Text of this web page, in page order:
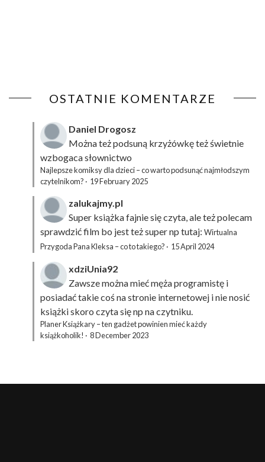
OSTATNIE KOMENTARZE
Daniel Drogosz
Można też podsuną krzyżówkęteż świetnie
wzbogaca słownictwo
Najlepsze komiksy dla dzieci – co warto podsunąć najmłodszym
czytelnikom? · 19 February 2025
zalukajmy.pl
Super książka fajnie się czyta, ale też polecam
sprawdzić film bo jest też super np tutaj: Wirtualna
Przygoda Pana Kleksa – co to takiego? · 15 April 2024
xdziUnia92
Zawsze można mieć męża programistę i
posiadać takie coś na stronie internetowej i nie nosić
książki skoro czyta się np na czytniku.
Planer Książkary – ten gadżet powinien mieć każdy
książkoholik! · 8 December 2023